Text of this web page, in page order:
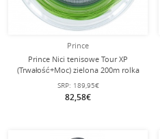
Prince
Prince Nici tenisowe Tour XP
(Trwałość+Moc) zielona 200m rolka
SRP: 189,95€
82,58€